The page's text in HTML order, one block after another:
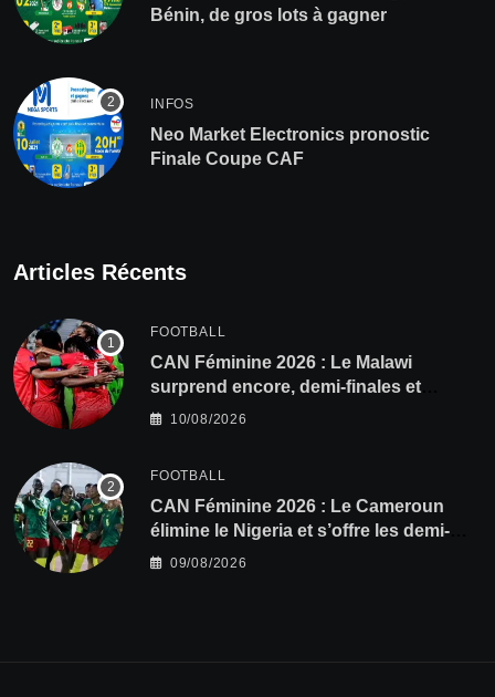
Bénin, de gros lots à gagner
INFOS
Neo Market Electronics pronostic
Finale Coupe CAF
Articles Récents
FOOTBALL
CAN Féminine 2026 : Le Malawi
surprend encore, demi-finales et
Mondial pour les Scorchers !
10/08/2026
FOOTBALL
CAN Féminine 2026 : Le Cameroun
élimine le Nigeria et s’offre les demi-
finales et le Mondial
09/08/2026